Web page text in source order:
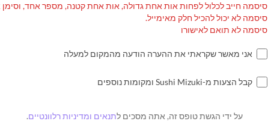
סיסמה חייב לכלול לפחות אות אחת גדולה, אות אחת קטנה, מספר אחד,
סיסמה לא יכול להכיל חלק מאימייל.
סיסמה לא תואם לאישורו
אני מאשר שקראתי את ההערה הודעה מהמקום למעלה
קבל הצעות מ-Sushi Mizuki ומקומות נוספים
על ידי הגשת טופס זה, אתה מסכים לתנאים ומדיניות רלוונטיים.